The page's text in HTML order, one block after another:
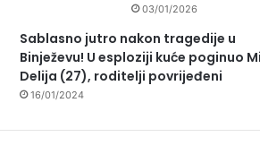
03/01/2026
Sablasno jutro nakon tragedije u
Binježevu! U esploziji kuće poginuo
Delija (27), roditelji povrijeđeni
16/01/2024